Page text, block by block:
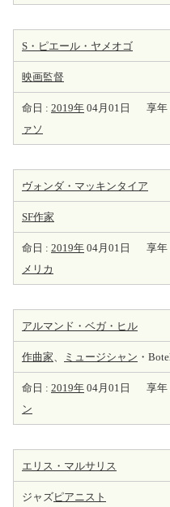
S・ピエール・ヤメオゴ
映画監督
命日 : 2019年 04月01日 享年
ァソ
ヴォンダ・マッキンタイア
SF作家
命日 : 2019年 04月01日 享年
メリカ
アルマンド・ベガ・ヒル
作曲家、 ミュージシャン ・
命日 : 2019年 04月01日 享年
ン
エリス・マルサリス
ジャズピアニスト